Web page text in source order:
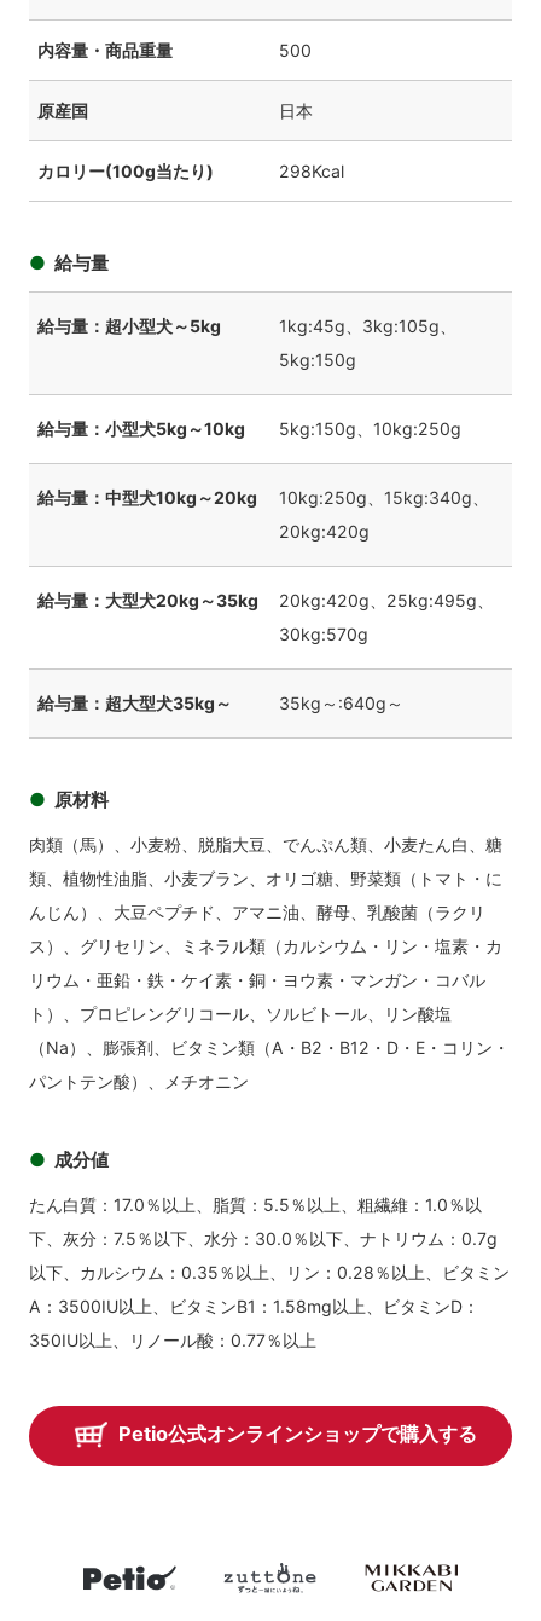
内容量・商品重量 500
原産国 日本
カロリー(100g当たり) 298Kcal
給与量
給与量：超小型犬～5kg
1kg:45g、3kg:105g、
5kg:150g
給与量：小型犬5kg～10kg 5kg:150g、10kg:250g
給与量：中型犬10kg～20kg
10kg:250g、15kg:340g、
20kg:420g
給与量：大型犬20kg～35kg
20kg:420g、25kg:495g、
30kg:570g
給与量：超大型犬35kg～ 35kg～:640g～
原材料
肉類（馬）、小麦粉、脱脂大豆、でんぷん類、小麦たん白、糖
類、植物性油脂、小麦ブラン、オリゴ糖、野菜類（トマト・に
んじん）、大豆ペプチド、アマニ油、酵母、乳酸菌（ラクリ
ス）、グリセリン、ミネラル類（カルシウム・リン・塩素・カ
リウム・亜鉛・鉄・ケイ素・銅・ヨウ素・マンガン・コバル
ト）、プロピレングリコール、ソルビトール、リン酸塩
（Na）、膨張剤、ビタミン類（A・B2・B12・D・E・コリン・
パントテン酸）、メチオニン
成分値
たん白質：17.0％以上、脂質：5.5％以上、粗繊維：1.0％以
下、灰分：7.5％以下、水分：30.0％以下、ナトリウム：0.7g
以下、カルシウム：0.35％以上、リン：0.28％以上、ビタミン
A：3500IU以上、ビタミンB1：1.58mg以上、ビタミンD：
350IU以上、リノール酸：0.77％以上
Petio公式オンラインショップで購入する